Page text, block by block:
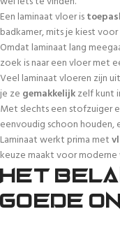
Een laminaat vloer is
badkamer, mits je kiest
Omdat laminaat lang
zoek is naar een vloer met
Veel laminaat vloeren zijn
je ze gemakkelijkzelf kunt
Met slechts een stofzuiger
eenvoudig schoon houden,
Laminaat werkt prima met
keuze maakt voor
Het
goede